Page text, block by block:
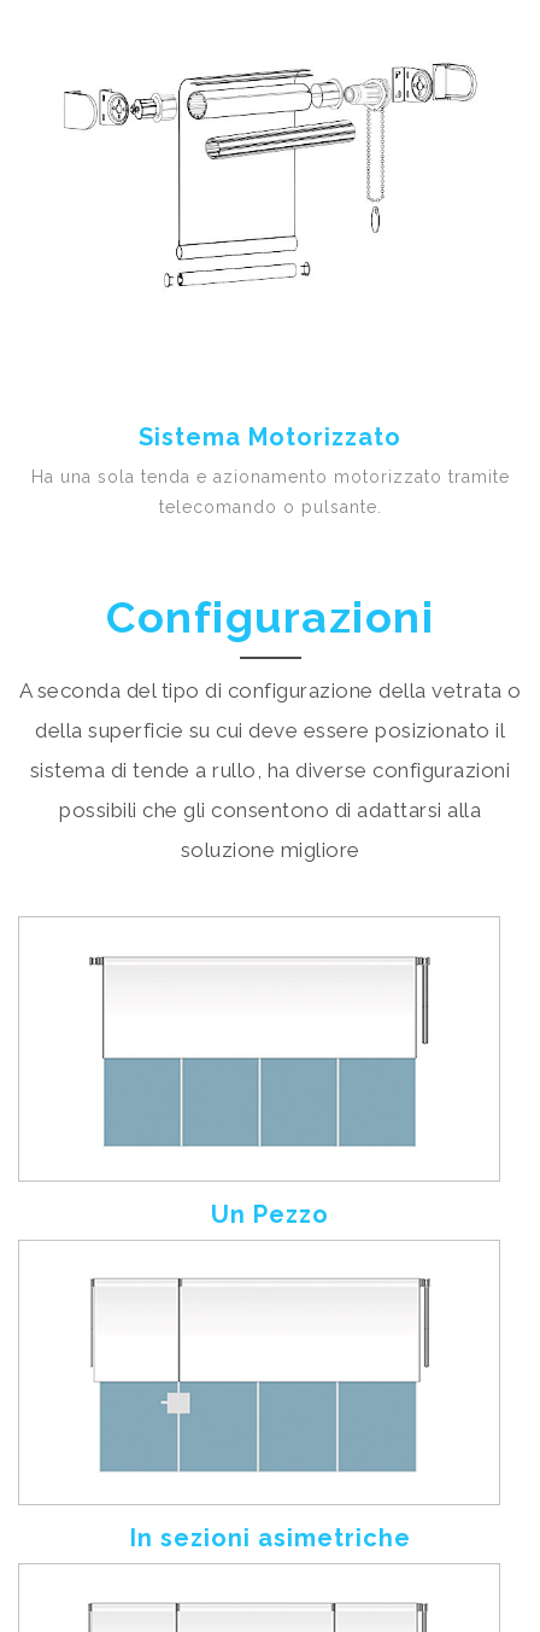
Sistema Motorizzato
Ha una sola tenda e azionamento motorizzato tramite
telecomando o pulsante.
Configurazioni
A seconda del tipo di configurazione della vetrata o
della superficie su cui deve essere posizionato il
sistema di tende a rullo, ha diverse configurazioni
possibili che gli consentono di adattarsi alla
soluzione migliore
Un Pezzo
In sezioni asimetriche